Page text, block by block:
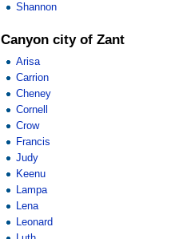
Shannon
Canyon city of Zant
Arisa
Carrion
Cheney
Cornell
Crow
Francis
Judy
Keenu
Lampa
Lena
Leonard